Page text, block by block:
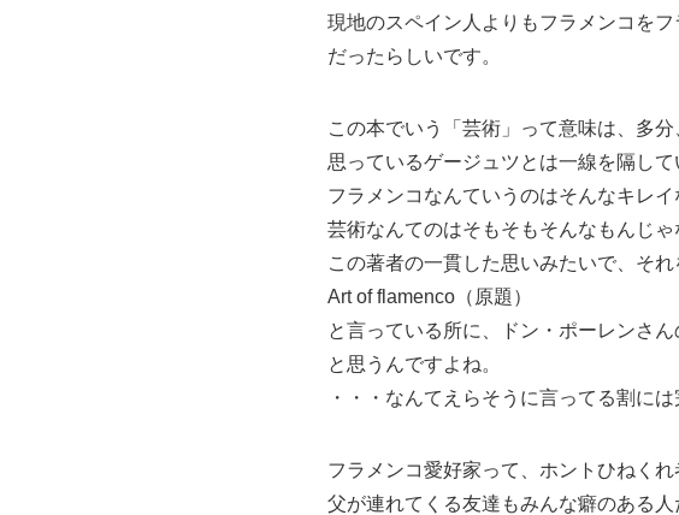
現地のスペイン人よりもフラメンコを
だったらしいです。
この本でいう「芸術」って意味は、多
思っているゲージュツとは一線を隔して
フラメンコなんていうのはそんなキレ
芸術なんてのはそもそもそんなもんじ
この著者の一貫した思いみたいで、そ
Art of flamenco（原題）
と言っている所に、ドン・ポーレンさ
と思うんですよね。
・・・なんてえらそうに言ってる割に
フラメンコ愛好家って、ホントひねく
父が連れてくる友達もみんな癖のある人